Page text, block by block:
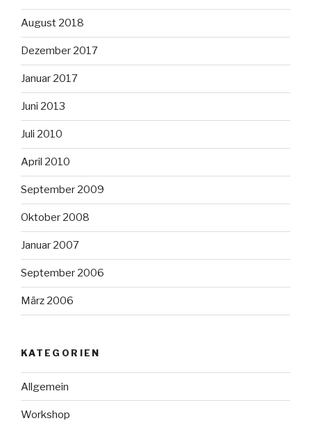
August 2018
Dezember 2017
Januar 2017
Juni 2013
Juli 2010
April 2010
September 2009
Oktober 2008
Januar 2007
September 2006
März 2006
KATEGORIEN
Allgemein
Workshop